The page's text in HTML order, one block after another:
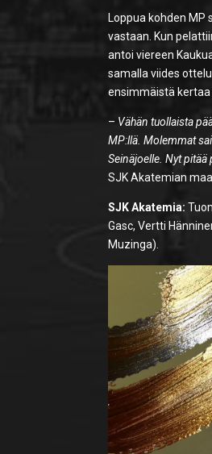
Loppua kohden
vastaan. Kun
antoi viereen
samalla viides
ensimmäistä
– Vähän tuollaista
MP:llä. Molemmat
Seinäjoelle. Nyt
SJK Akatemian
SJK Akatemia:
Gasc, Vertti
Muzinga).